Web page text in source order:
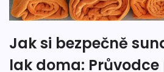
Jak si bezpečně
lak doma: Průvodce